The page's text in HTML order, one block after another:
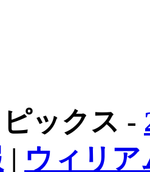
ックス -
| ウィリア